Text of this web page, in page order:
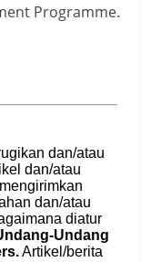
Programme.